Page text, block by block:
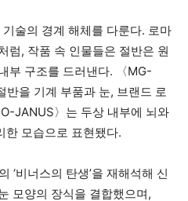
기술의 경계 해체를 다룬다. 로마
럼, 작품 속 인물들은 절반은 원
부 구조를 드러낸다. 〈MG-
반을 기계 부품과 눈, 브랜드 로
JANUS〉는 두상 내부에 뇌와
한 모습으로 표현됐다.
‘비너스의 탄생’을 재해석해 신
모양의 장식을 결합했으며,